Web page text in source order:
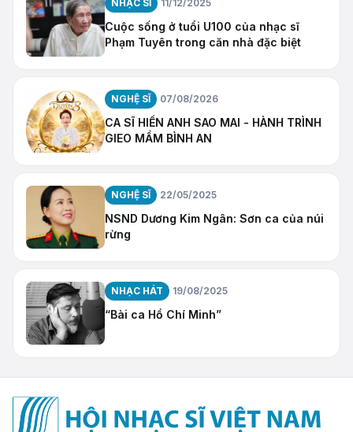
NHẠC SĨ 11/12/2025
Cuộc sống ở tuổi U100 của nhạc sĩ
Phạm Tuyên trong căn nhà đặc biệt
NGHỆ SĨ 07/08/2026
CA SĨ HIỀN ANH SAO MAI - HÀNH TRÌNH
GIEO MẦM BÌNH AN
NGHỆ SĨ 22/05/2025
NSND Dương Kim Ngân: Sơn ca của núi
rừng
NHẠC HÁT 19/08/2025
“Bài ca Hồ Chí Minh”